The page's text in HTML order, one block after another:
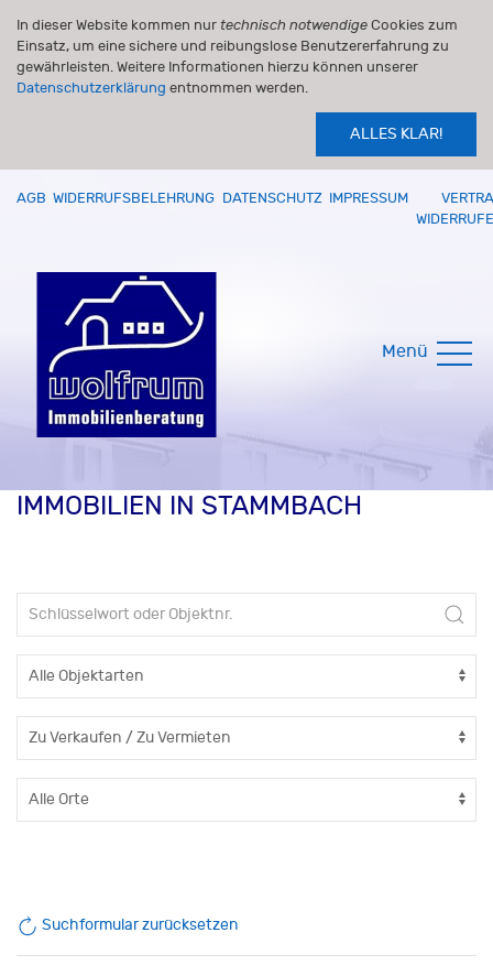
In dieser Website kommen nur technisch notwendige Cookies zum
Einsatz, um eine sichere und reibungslose Benutzererfahrung zu
gewährleisten. Weitere Informationen hierzu können unserer
Datenschutzerklärung entnommen werden.
ALLES KLAR!
AGB WIDERRUFSBELEHRUNG DATENSCHUTZ IMPRESSUM
Menü
IMMOBILIEN IN STAMMBACH
Suchformular zurücksetzen